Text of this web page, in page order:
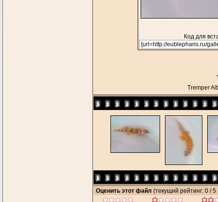
Код для
Tremper
Оценить этот файл (текущий рейтинг: 0 / 5